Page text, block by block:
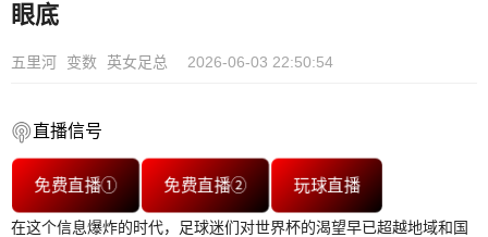
眼底
五里河 变数 英女足总 2026-06-03 22:50:54
直播信号
免费直播① 免费直播② 玩球直播
在这个信息爆炸的时代，足球迷们对世界杯的渴望早已超越地域和国